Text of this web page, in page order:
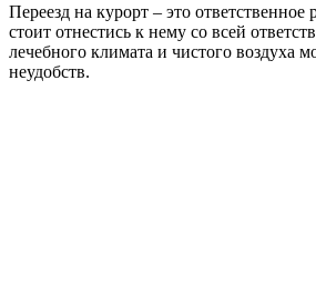
Переезд на курорт – это
стоит отнестись к нему со всей
лечебного климата и чистого воздуха
неудобств.